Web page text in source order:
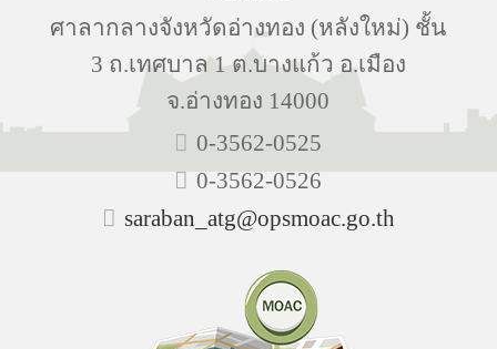
ศาลากลางจังหวัดอ่างทอง (หลังใหม่) ชั้น
3 ถ.เทศบาล 1 ต.บางแก้ว อ.เมือง
จ.อ่างทอง 14000
0-3562-0525
0-3562-0526
saraban_atg@opsmoac.go.th